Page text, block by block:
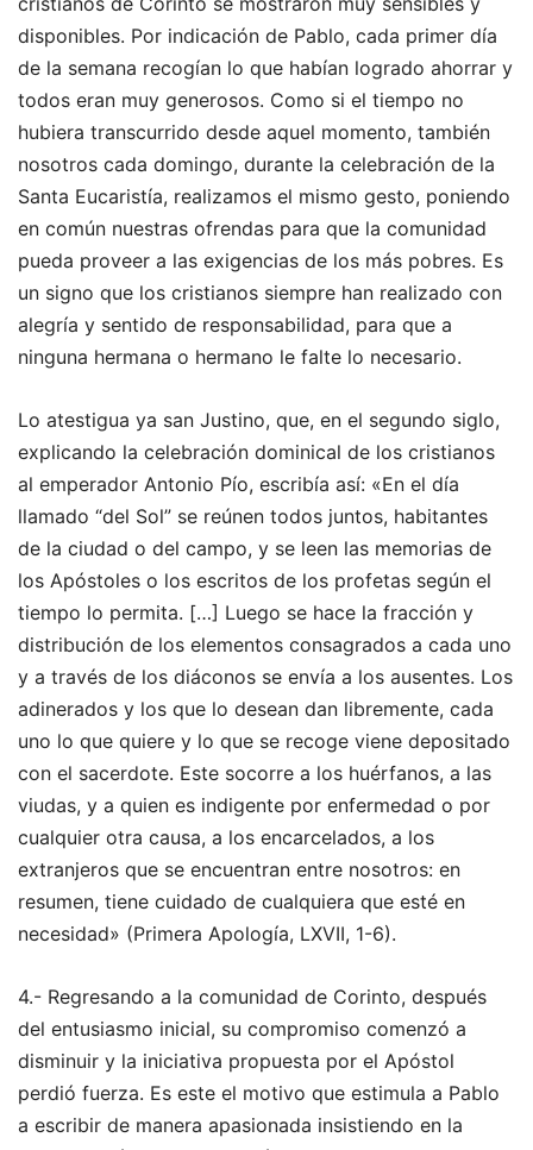
disponibles. Por indicación de Pablo, cada primer día
de la semana recogían lo que habían logrado ahorrar y
todos eran muy generosos. Como si el tiempo no
hubiera transcurrido desde aquel momento, también
nosotros cada domingo, durante la celebración de la
Santa Eucaristía, realizamos el mismo gesto, poniendo
en común nuestras ofrendas para que la comunidad
pueda proveer a las exigencias de los más pobres. Es
un signo que los cristianos siempre han realizado con
alegría y sentido de responsabilidad, para que a
ninguna hermana o hermano le falte lo necesario.
Lo atestigua ya san Justino, que, en el segundo siglo,
explicando la celebración dominical de los cristianos
al emperador Antonio Pío, escribía así: «En el día
llamado “del Sol” se reúnen todos juntos, habitantes
de la ciudad o del campo, y se leen las memorias de
los Apóstoles o los escritos de los profetas según el
tiempo lo permita. […] Luego se hace la fracción y
distribución de los elementos consagrados a cada uno
y a través de los diáconos se envía a los ausentes. Los
adinerados y los que lo desean dan libremente, cada
uno lo que quiere y lo que se recoge viene depositado
con el sacerdote. Este socorre a los huérfanos, a las
viudas, y a quien es indigente por enfermedad o por
cualquier otra causa, a los encarcelados, a los
extranjeros que se encuentran entre nosotros: en
resumen, tiene cuidado de cualquiera que esté en
necesidad» (Primera Apología, LXVII, 1-6).
4.- Regresando a la comunidad de Corinto, después
del entusiasmo inicial, su compromiso comenzó a
disminuir y la iniciativa propuesta por el Apóstol
perdió fuerza. Es este el motivo que estimula a Pablo
a escribir de manera apasionada insistiendo en la